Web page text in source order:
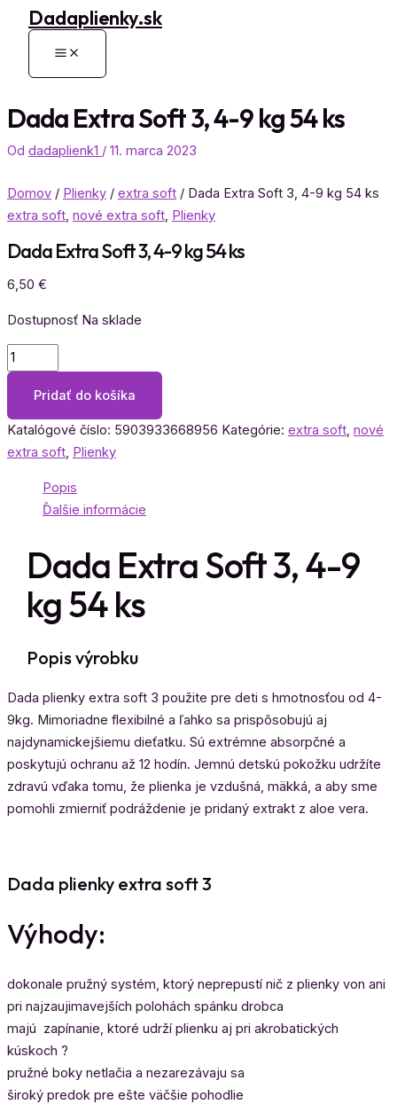
Preskočiť
Dadaplienky.sk
Main
Dada Extra Soft 3, 4-9 kg 54 ks
Od dadaplienk1 / 11. marca 2023
Domov / Plienky / extra soft / Dada Extra Soft 3, 4-9 kg 54 ks
extra soft, nové extra soft, Plienky
Dada Extra Soft 3, 4-9 kg 54 ks
6,50 €
Dostupnosť Na sklade
množstvo
Dada
Extra
Soft
Pridať do košíka
Katalógové číslo: 5903933668956 Kategórie: extra soft, nové
extra soft, Plienky
Popis
Ďalšie informácie
Dada Extra Soft 3, 4-9
kg 54 ks
Popis výrobku
Dada plienky extra soft 3 použite pre deti s hmotnosťou od 4-
9kg. Mimoriadne flexibilné a ľahko sa prispôsobujú aj
najdynamickejšiemu dieťatku. Sú extrémne absorpčné a
poskytujú ochranu až 12 hodín. Jemnú detskú pokožku udržíte
zdravú vďaka tomu, že plienka je vzdušná, mäkká, a aby sme
pomohli zmierniť podráždenie je pridaný extrakt z aloe vera.
Dada plienky extra soft 3
Výhody:
dokonale pružný systém, ktorý neprepustí nič z plienky von ani
pri najzaujimavejších polohách spánku drobca
majú zapínanie, ktoré udrží plienku aj pri akrobatických
kúskoch ?
pružné boky netlačia a nezarezávaju sa
široký predok pre ešte väčšie pohodlie